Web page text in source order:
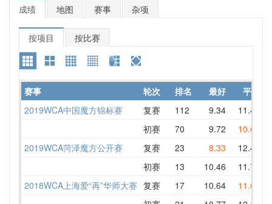
成绩 地图 赛事 杂项
按项目 按比赛
赛事 轮次 排名 最好 平均
2019WCA中国魔方锦标赛
复赛 112 9.34 11.42
初赛 70 9.72 10.66
2019WCA菏泽魔方公开赛 复赛 23 8.33 12.43
初赛 13 10.46 11.70
2018WCA上海爱“再”华师大赛 复赛 17 10.64 11.66